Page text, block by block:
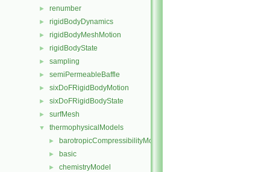
► renumber
► rigidBodyDynamics
► rigidBodyMeshMotion
► rigidBodyState
► sampling
► semiPermeableBaffle
► sixDoFRigidBodyMotion
► sixDoFRigidBodyState
► surfMesh
▼ thermophysicalModels
► barotropicCompressibilityModel
► basic
► chemistryModel